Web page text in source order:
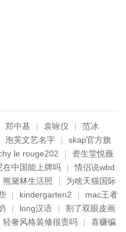
郑中基 袁咏仪
范冰
泡芙文艺名字
skap官方旗
le rouge202
资生堂悦薇
在中国能上牌吗
情侣说wbd
熊黛林生活照
为啥天猫国际
kindergarten2
mac王者
long汉语
割了双眼皮画
轻奢风格装修很贵吗
喜赚骗